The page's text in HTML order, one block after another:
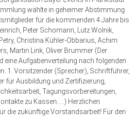
wählte in geheimer Abstimmung
für die kommenden 4 Jahre bis
Peter Schomann, Lutz Wolnik,
Christina Kühler-Obbarius, Achim
Martin Link, Oliver Brummer (Der
eine Aufgabenverteilung nach folgenden
1. Vorsitzender (Sprecher), Schriftführer,
für Ausbildung und Zertifizierung,
Tagungsvorbereitungen,
zu Kassen…..) Herzlichen
die zukünftige Vorstandsarbeit! Für den